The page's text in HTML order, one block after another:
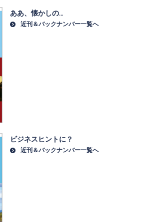
ああ、懐かしの…
近刊＆バックナンバー一覧へ
ビジネスヒントに？
近刊＆バックナンバー一覧へ